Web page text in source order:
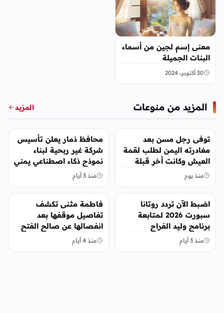
معنى إسم لجين من أسماء
البنات الجميلة
30 أكتوبر، 2024
المزيد من منوعات المزيد
منوعات
توفى رجل مسن بعد
مغادرته اليمن لطلب لقمة
العيش وكانت أخر قبلة
يقدمها لإبنته
منذ يوم
منوعات
محافظ ذمار يعلن تأسيس
شركة غير ربحية لبناء
نموذج ذكاء اصطناعي يمني
منذ 3 أيام
منوعات
اضبط الآن تردد روتانا
سبورت 2026 لمتابعة
برنامج وليد الفراج
منذ 3 أيام
منوعات
فاطمة مثنى تكشف
تفاصيل موقفها بعد
انفصالها عن صالح الفتح
منذ 4 أيام